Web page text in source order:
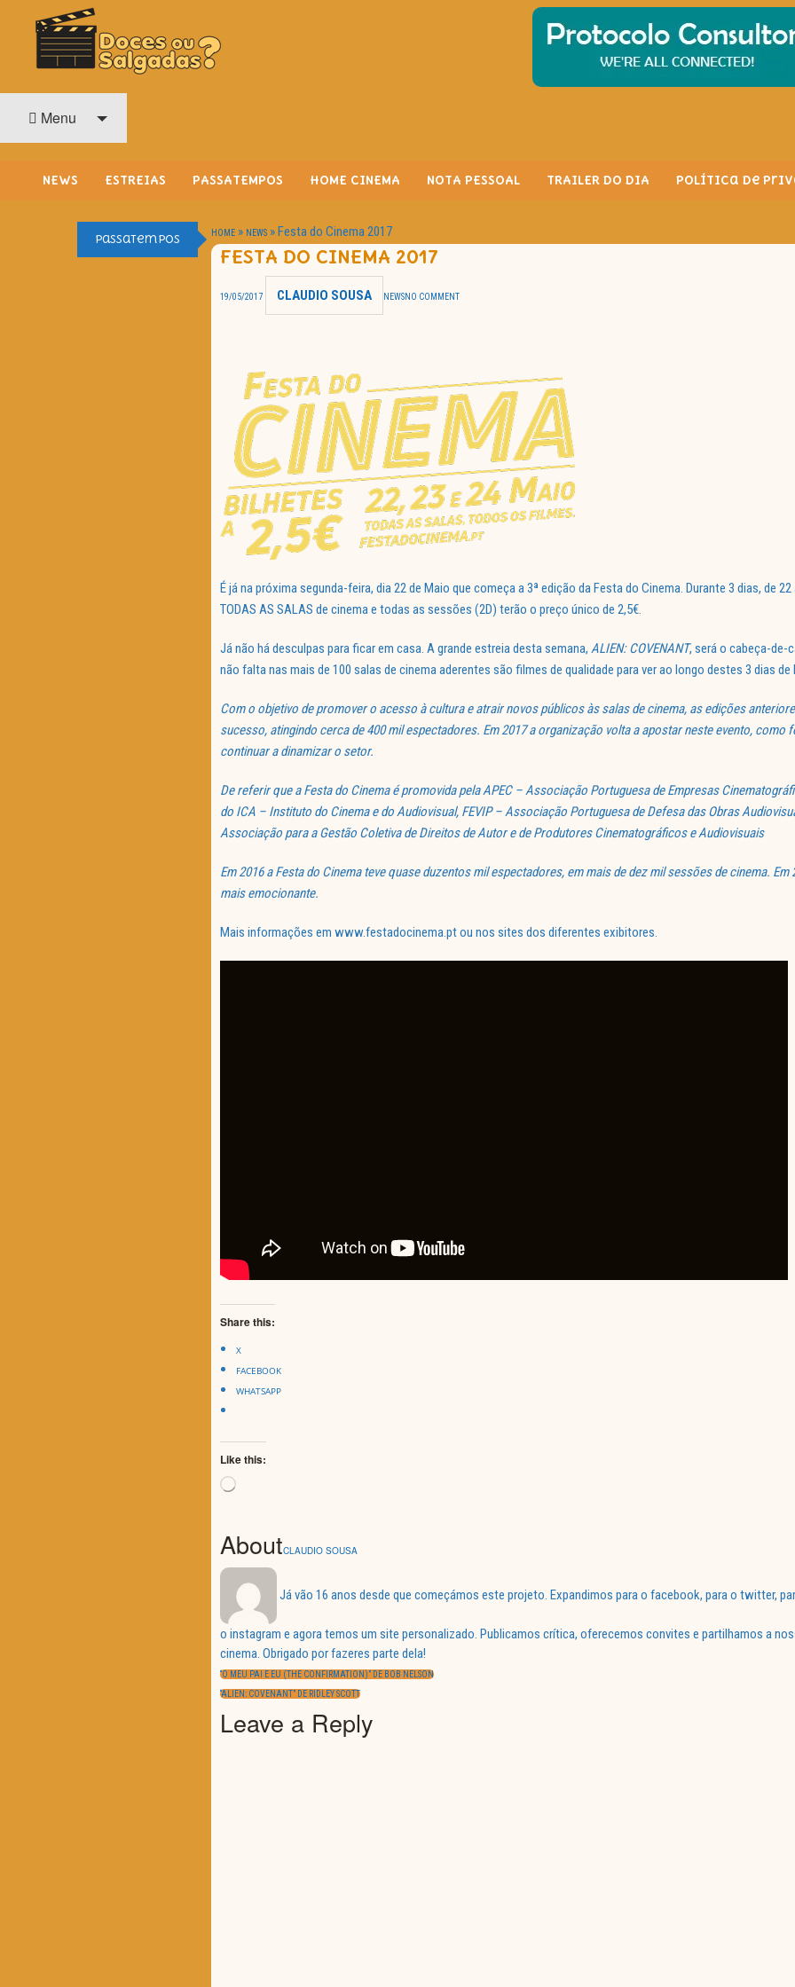
O Cinema? Uma Paixão!!
Menu
NEWS ESTREIAS PASSATEMPOS HOME CINEMA NOTA PESSOAL TRAILER DO DIA Política de
Passatempos HOME » NEWS »Festa do Cinema 2017
FESTA DO CINEMA 2017
19/05/2017 CLAUDIO SOUSA NEWSNO COMMENT
É já na próxima segunda-feira, dia 22 de Maio que começa a 3ª edição da Festa do Cinema. Durante 3 dias, de 22
TODAS AS SALAS de cinema e todas as sessões (2D) terão o preço único de 2,5€.
Já não há desculpas para ficar em casa. A grande estreia desta semana, ALIEN: COVENANT, será o cabeça-de-
não falta nas mais de 100 salas de cinema aderentes são filmes de qualidade para ver ao longo destes 3 dias de
Com o objetivo de promover o acesso à cultura e atrair novos públicos às salas de cinema, as edições
sucesso, atingindo cerca de 400 mil espectadores. Em 2017 a organização volta a apostar neste evento, como
continuar a dinamizar o setor.
De referir que a Festa do Cinema é promovida pela APEC – Associação Portuguesa de Empresas
do ICA – Instituto do Cinema e do Audiovisual, FEVIP – Associação Portuguesa de Defesa das Obras
Associação para a Gestão Coletiva de Direitos de Autor e de Produtores Cinematográficos e Audiovisuais
Em 2016 a Festa do Cinema teve quase duzentos mil espectadores, em mais de dez mil sessões de cinema. Em
mais emocionante.
Mais informações em www.festadocinema.pt ou nos sites dos diferentes exibitores.
Share this:
X
FACEBOOK
WHATSAPP
Like this:
Loading…
AboutCLAUDIO SOUSA
Já vão 16 anos desde que começámos este projeto. Expandimos para o facebook, para o twitter,
o instagram e agora temos um site personalizado. Publicamos crítica, oferecemos convites e partilhamos a
cinema. Obrigado por fazeres parte dela!
Navegação
de
artigos
PREVIOUS
“O MEU PAI E EU (THE CONFIRMATION)” DE BOB NELSON
NEXT
“ALIEN: COVENANT” DE RIDLEY SCOTT
Leave a Reply